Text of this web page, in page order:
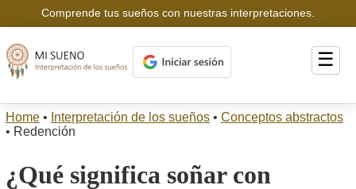
Comprende tus sueños con nuestras interpretaciones.
☰
Home • Interpretación de los sueños • Conceptos abstractos
• Redención
¿Qué significa soñar con